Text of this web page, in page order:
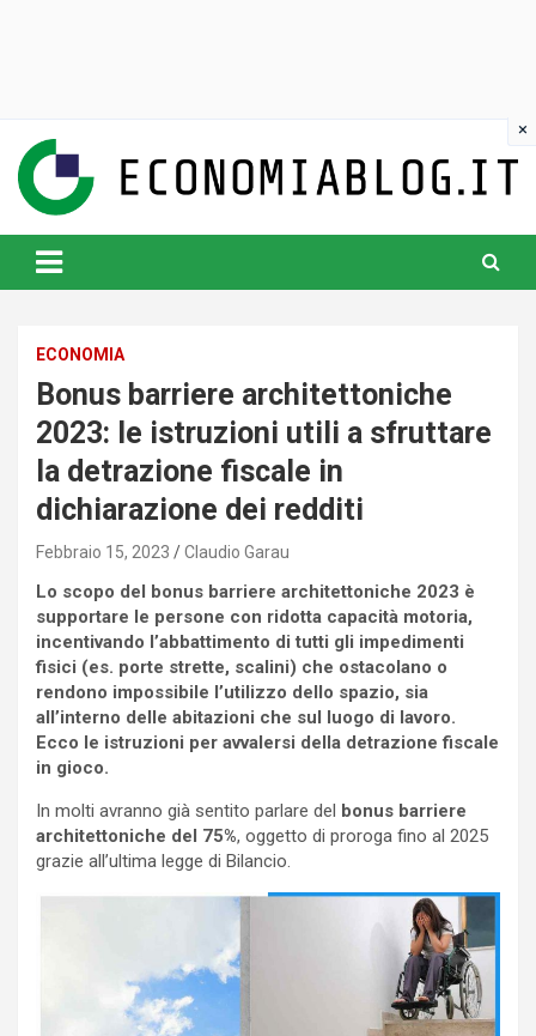
content
www.economiablog.it
ECONOMIA
Bonus barriere architettoniche
2023: le istruzioni utili a sfruttare
la detrazione fiscale in
dichiarazione dei redditi
Febbraio 15, 2023 Claudio Garau
Lo scopo del bonus barriere architettoniche 2023 è
supportare le persone con ridotta capacità motoria,
incentivando l’abbattimento di tutti gli impedimenti
fisici (es. porte strette, scalini) che ostacolano o
rendono impossibile l’utilizzo dello spazio, sia
all’interno delle abitazioni che sul luogo di lavoro.
Ecco le istruzioni per avvalersi della detrazione fiscale
in gioco.
In molti avranno già sentito parlare del bonus barriere
architettoniche del 75%, oggetto di proroga fino al 2025
grazie all’ultima legge di Bilancio.